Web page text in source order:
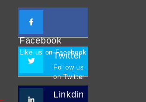
Facebook
Like us on Facebook
Twitter
Follow us
on Twitter
Linkdin